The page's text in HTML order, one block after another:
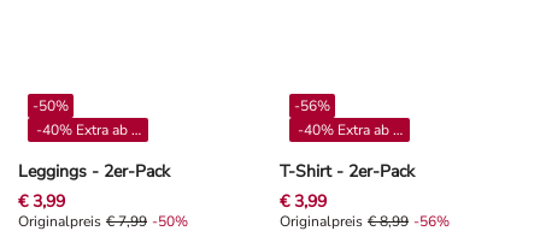
Leggings - 2er-Pack
-50%
-40% Extra ab 4**
€ 3,99
Originalpreis € 7,99, Rabat -50%
Originalpreis € 7,99 -50%
T-Shirt - 2er-Pack
-56%
-40% Extra ab 4**
€ 3,99
Originalpreis € 8,99, Rabat -56%
Originalpreis € 8,99 -56%